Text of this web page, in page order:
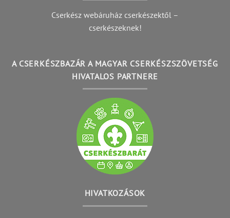
Cserkész webáruház cserkészektől –
cserkészeknek!
A CSERKÉSZBAZÁR A MAGYAR CSERKÉSZSZÖVETSÉG
HIVATALOS PARTNERE
HIVATKOZÁSOK